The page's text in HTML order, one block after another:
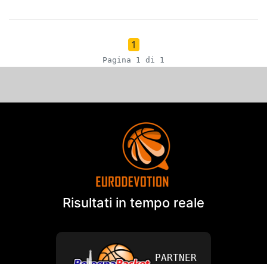
1
Pagina 1 di 1
Risultati in tempo reale
PARTNER